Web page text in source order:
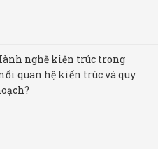
nghề kiến trúc trong
quan hệ kiến trúc và quy